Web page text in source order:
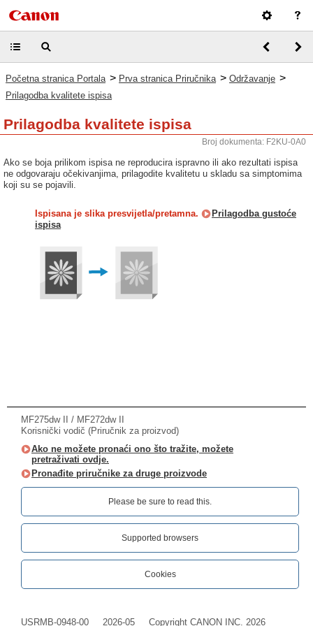
Početna stranica Portala > Prva stranica Priručnika > Održavanje >
Prilagodba kvalitete ispisa
Prilagodba kvalitete ispisa
Broj dokumenta: F2KU-0A0
Ako se boja prilikom ispisa ne reproducira ispravno ili ako rezultati ispisa
ne odgovaraju očekivanjima, prilagodite kvalitetu u skladu sa simptomima
koji su se pojavili.
Ispisana je slika presvijetla/pretamna.
Prilagodba gustoće
ispisa
MF275dw II / MF272dw II
Korisnički vodič (Priručnik za proizvod)
Ako ne možete pronaći ono što tražite, možete
pretraživati ovdje.
Pronađite priručnike za druge proizvode
Please be sure to read this.‎
Supported browsers
Cookies
USRMB-0948-00 2026-05 Copyright CANON INC. 2026